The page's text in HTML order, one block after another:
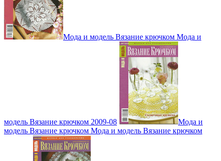
Мода и модель Вязание крючком Мода и
модель Вязание крючком 2009-08
Мода и
модель Вязание крючком Мода и модель Вязание крючком